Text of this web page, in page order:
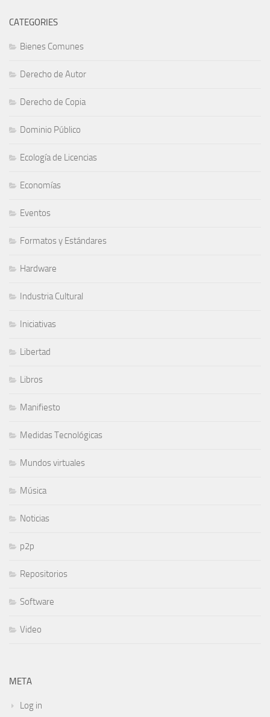
CATEGORIES
Bienes Comunes
Derecho de Autor
Derecho de Copia
Dominio Público
Ecología de Licencias
Economías
Eventos
Formatos y Estándares
Hardware
Industria Cultural
Iniciativas
Libertad
Libros
Manifiesto
Medidas Tecnológicas
Mundos virtuales
Música
Noticias
p2p
Repositorios
Software
Video
META
Log in